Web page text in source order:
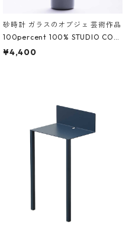
砂時計 ガラスのオブジェ 芸術作品
100percent 100% STUDIO COH
AKU Timeless 100パーセント ス
¥4,400